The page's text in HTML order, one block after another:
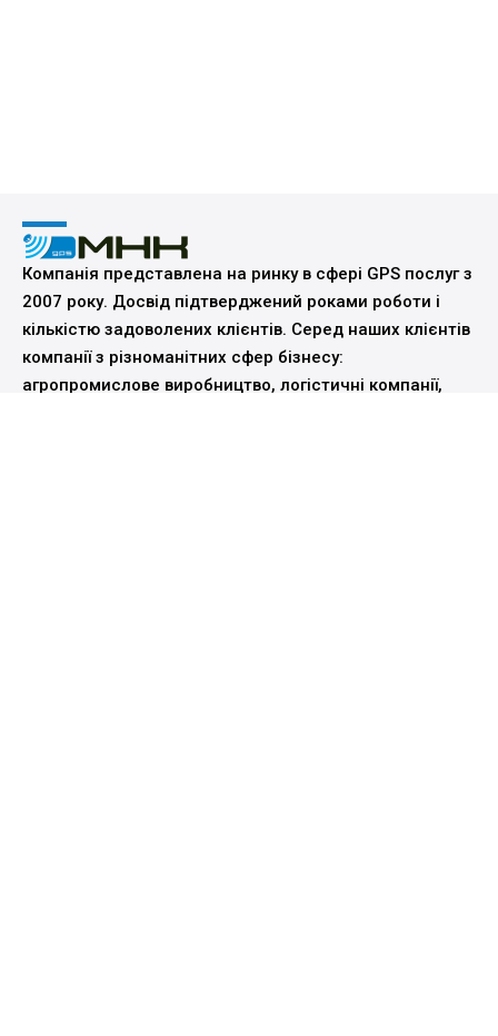
Компанія представлена на ринку в сфері GPS послуг з
2007 року. Досвід підтверджений роками роботи і
кількістю задоволених клієнтів. Серед наших клієнтів
компанії з різноманітних сфер бізнесу:
агропромислове виробництво, логістичні компанії,